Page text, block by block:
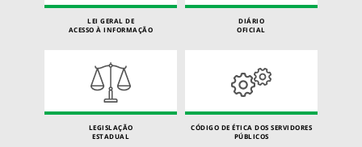
LEI GERAL DE
ACESSO À INFORMAÇÃO
DIÁRIO
OFICIAL
LEGISLAÇÃO
ESTADUAL
CÓDIGO DE ÉTICA DOS SERVIDORES
PÚBLICOS